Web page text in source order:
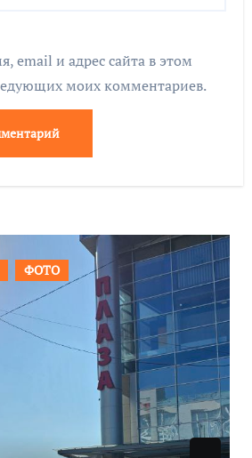
email и адрес сайта в этом
моих комментариев.
ОБЩЕСТВО